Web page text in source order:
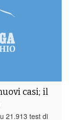
casi; il
21.913 test di